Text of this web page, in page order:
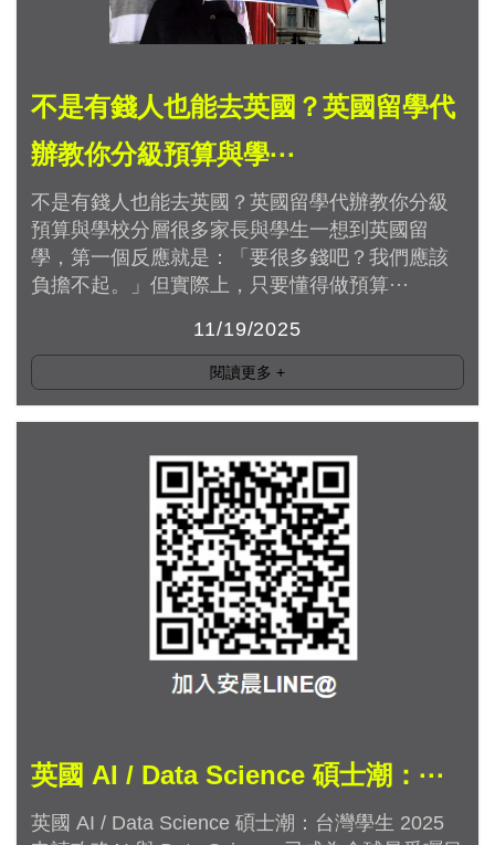
不是有錢人也能去英國？英國留學代
辦教你分級預算與學···
不是有錢人也能去英國？英國留學代辦教你分級
預算與學校分層很多家長與學生一想到英國留
學，第一個反應就是：「要很多錢吧？我們應該
負擔不起。」但實際上，只要懂得做預算···
11/19/2025
閱讀更多 +
英國 AI / Data Science 碩士潮：···
英國 AI / Data Science 碩士潮：台灣學生 2025